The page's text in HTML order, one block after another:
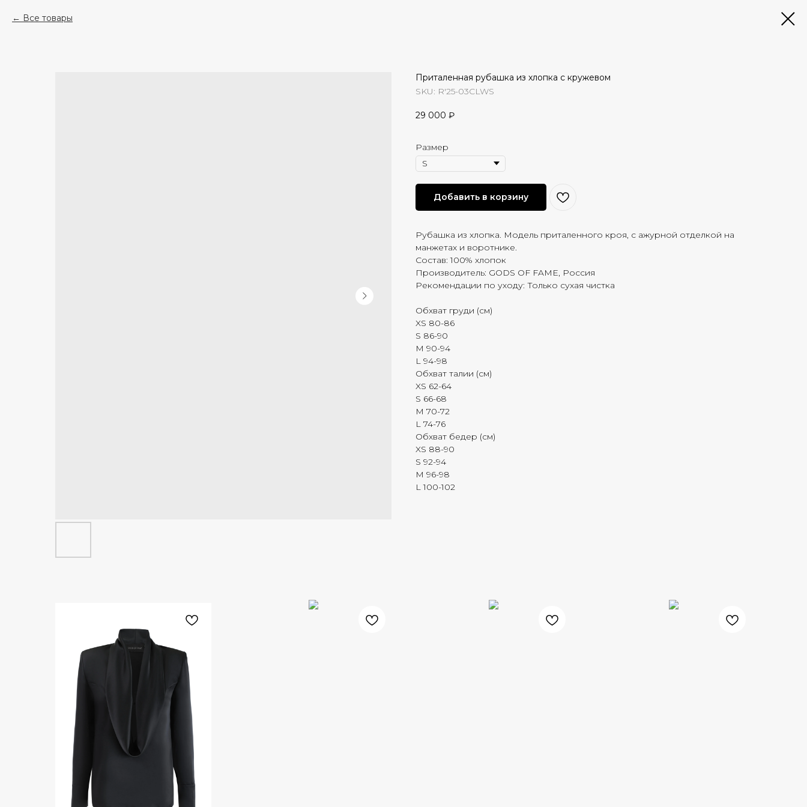
Все товары
Приталенная рубашка из хлопка с кружевом
SKU: R'25-03CLWS
29 000 ₽
Размер
Добавить в корзину
Рубашка из хлопка. Модель приталенного кроя, с ажурной отделкой на
манжетах и воротнике.
Состав: 100% хлопок
Производитель: GODS OF FAME, Россия
Рекомендации по уходу: Только сухая чистка
Обхват груди (см)
XS 80-86
S 86-90
M 90-94
L 94-98
Обхват талии (см)
XS 62-64
S 66-68
M 70-72
L 74-76
Обхват бедер (см)
XS 88-90
S 92-94
M 96-98
L 100-102